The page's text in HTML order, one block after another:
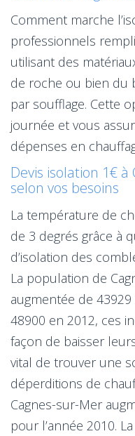
Comment marche
professionnels
utilisant des
de roche ou bien du
par soufflage. Cette
journée et vous
dépenses en
Devis isolation 1€
selon vos besoins
La température de
de 3 degrés grâce à
d’isolation des
La population de
augmentée de
48900 en 2012, ces
façon de baisser
vital de trouver une
déperditions de
Cagnes-sur-Mer
pour l’année 2010.